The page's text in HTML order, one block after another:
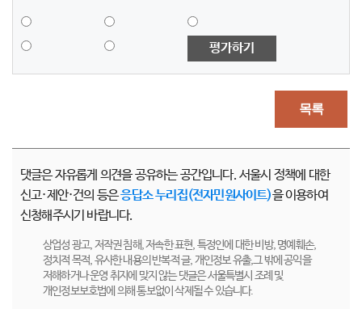
평가하기
목록
댓글은 자유롭게 의견을 공유하는 공간입니다. 서울시 정책에 대한
신고·제안·건의 등은응답소 누리집(전자민원사이트)을 이용하여
신청해주시기 바랍니다.
상업성 광고, 저작권 침해, 저속한 표현, 특정인에 대한 비방, 명예훼손,
정치적 목적, 유사한 내용의 반복적 글, 개인정보 유출,그 밖에 공익을
저해하거나 운영 취지에 맞지 않는 댓글은 서울특별시 조례 및
개인정보보호법에 의해 통보없이 삭제될 수 있습니다.